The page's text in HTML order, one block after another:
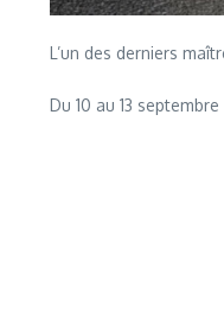
L’un des derniers
Du 10 au 13